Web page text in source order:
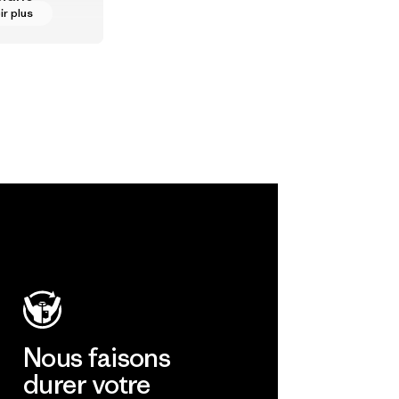
plus
Nous faisons
durer votre